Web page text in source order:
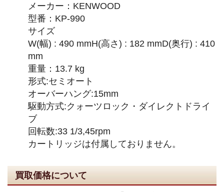
メーカー：KENWOOD
型番：KP-990
サイズ
W(幅) : 490 mmH(高さ) : 182 mmD(奥行) : 410
mm
重量：13.7 kg
形式:セミオート
オーバーハング:15mm
駆動方式:クォーツロック・ダイレクトドライ
ブ
回転数:33 1/3,45rpm
カートリッジは付属しておりません。
買取価格について